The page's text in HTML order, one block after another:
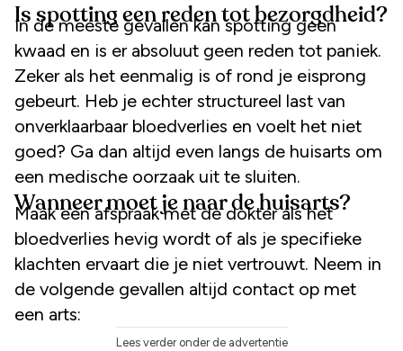
Is spotting een reden tot bezorgdheid?
In de meeste gevallen kan spotting geen
kwaad en is er absoluut geen reden tot paniek.
Zeker als het eenmalig is of rond je eisprong
gebeurt. Heb je echter structureel last van
onverklaarbaar bloedverlies en voelt het niet
goed? Ga dan altijd even langs de huisarts om
een medische oorzaak uit te sluiten.
Wanneer moet je naar de huisarts?
Maak een afspraak met de dokter als het
bloedverlies hevig wordt of als je specifieke
klachten ervaart die je niet vertrouwt. Neem in
de volgende gevallen altijd contact op met
een arts:
Lees verder onder de advertentie